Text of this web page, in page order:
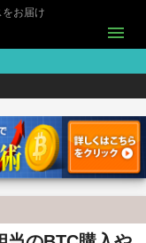
お届け
menu